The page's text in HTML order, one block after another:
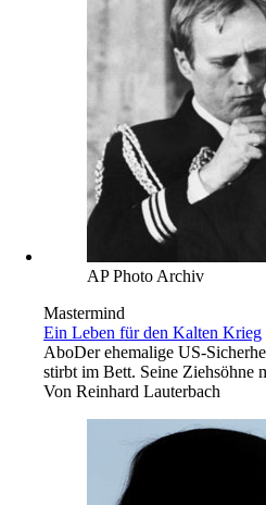
AP Photo Archiv
Mastermind
Ein Leben für den Kalten Krieg
AboDer ehemalige US-
stirbt im Bett. Seine Ziehsöhne
Von Reinhard Lauterbach